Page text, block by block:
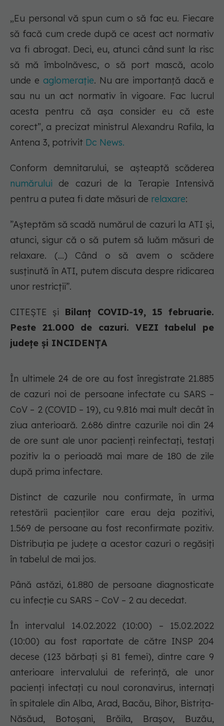
„Eu personal vă spun cum o să fac eu. Fiecare
să facă cum crede după ce acest act normativ
va fi abrogat. Deci, eu, atunci când sunt la risc
să mă îmbolnăvesc, o să port mască, acolo
unde e aglomerație. Nu are importanță dacă e
sau nu un act normativ în vigoare. Fac lucrul
acesta pentru că așa consider eu că este
corect”, a precizat ministrul Alexandru Rafila, la
Antena 3, potrivit Dc News.
Conform demnitarului, se așteaptă scăderea
numărului de cazuri de la Terapie Intensivă
pentru a putea fi date măsuri de relaxare:
”Așteptăm să scadă numărul de cazuri la ATI și,
atunci, sigur că o să putem să luăm măsuri de
relaxare. (...) Când o să avem o scădere
susținută în ATI, putem discuta despre ridicarea
unor restricții”.
CITEȘTE și Bilanț COVID-19, 15 februarie.
Peste 21.000 de cazuri. VEZI tabelul pe
județe și INCIDENȚA
În ultimele 24 de ore au fost înregistrate 21.885
de cazuri noi de persoane infectate cu SARS –
CoV – 2 (COVID – 19), cu 9.816 mai mult decât în
ziua anterioară. 2.686 dintre cazurile noi din 24
de ore sunt ale unor pacienți reinfectați, testați
pozitiv la o perioadă mai mare de 180 de zile
după prima infectare.
Distinct de cazurile nou confirmate, în urma
retestării pacienților care erau deja pozitivi,
1.569 de persoane au fost reconfirmate pozitiv.
Distribuția pe județe a acestor cazuri o regăsiți
în tabelul de mai jos.
Până astăzi, 61.880 de persoane diagnosticate
cu infecție cu SARS – CoV – 2 au decedat.
În intervalul 14.02.2022 (10:00) – 15.02.2022
(10:00) au fost raportate de către INSP 204
decese (123 bărbați și 81 femei), dintre care 9
anterioare intervalului de referință, ale unor
pacienți infectați cu noul coronavirus, internați
în spitalele din Alba, Arad, Bacău, Bihor, Bistrița-
Năsăud, Botoșani, Brăila, Brașov, Buzău,